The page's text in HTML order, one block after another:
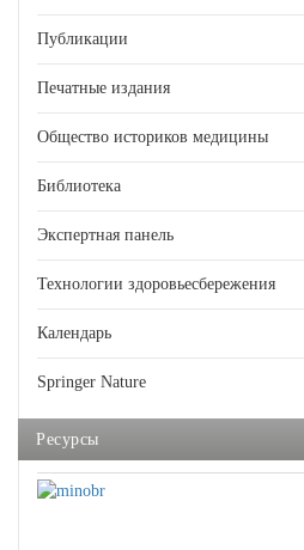
Публикации
Печатные издания
Общество историков медицины
Библиотека
Экспертная панель
Технологии здоровьесбережения
Календарь
Springer Nature
Ресурсы